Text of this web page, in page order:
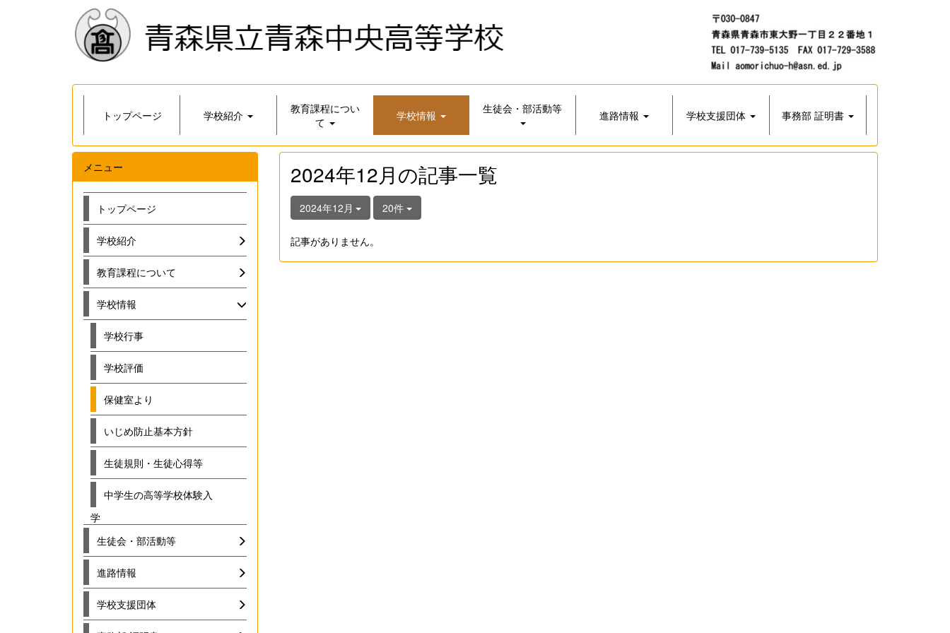
トップページ 学校紹介
教育課程につい
て
学校情報 生徒会・部活動等 進路情報 学校支援団体 事務部 証明書
2024年12月の記事一覧
2024年12月 20件
記事がありません。
メニュー
トップページ
学校紹介
教育課程について
学校情報
学校行事
学校評価
保健室より
いじめ防止基本方針
生徒規則・生徒心得等
中学生の高等学校体験入
学
生徒会・部活動等
進路情報
学校支援団体